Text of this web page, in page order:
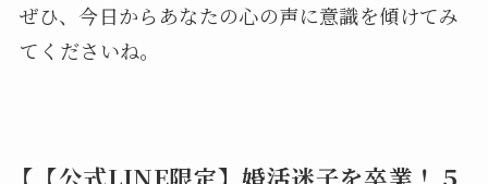
ぜひ、今日からあなたの心の声に意識を傾けてみ
てくださいね。
【【公式LINE限定】婚活迷子を卒業！５